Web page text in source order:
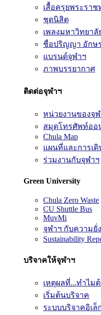
เสื้อครุยพระราช
ชุดนิสิต
เพลงมหาวิทยาลั
ชื่อปริญญา อักษ
แบรนด์จุฬาฯ
ภาพบรรยากาศ
ติดต่อจุฬาฯ
หน่วยงานของจุฬ
สมุดโทรศัพท์ออ
Chula Map
แผนที่และการเดิ
ร่วมงานกับจุฬาฯ
Green University
Chula Zero Waste
CU Shuttle Bus
MuvMi
จุฬาฯ กับความยั่
Sustainability
บริจาคให้จุฬาฯ
เหตุผลที่...ทำไม
เริ่มต้นบริจาค
ระบบบริจาคอิเ